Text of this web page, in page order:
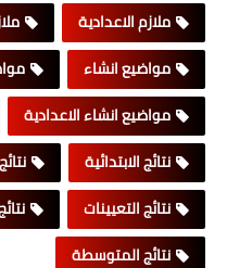
ملازم الاعدادية
مواضيع انشاء
مواضيع انشاء الاعدادية
نتائج الابتدائية
نتائج التعيينات
نتائج المتوسطة